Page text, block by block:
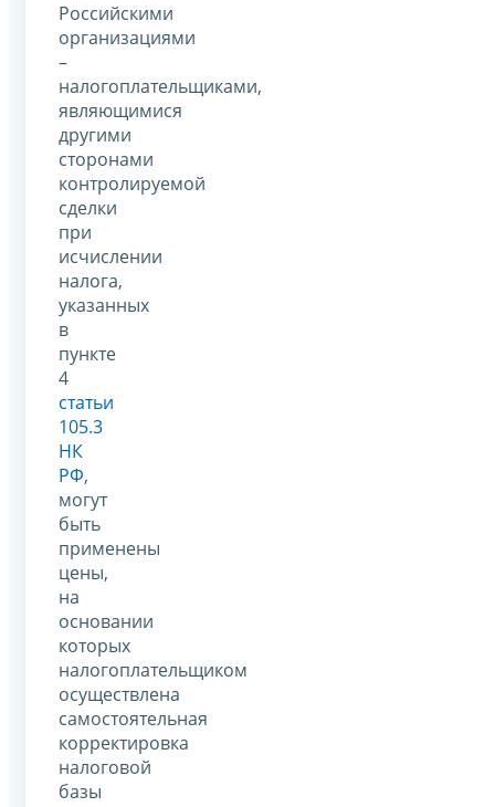
Российскими
организациями
–
налогоплательщиками,
являющимися
другими
сторонами
контролируемой
сделки
при
исчислении
налога,
указанных
в
пункте
4
статьи
105.3
НК
РФ,
могут
быть
применены
цены,
на
основании
которых
налогоплательщиком
осуществлена
самостоятельная
корректировка
налоговой
базы